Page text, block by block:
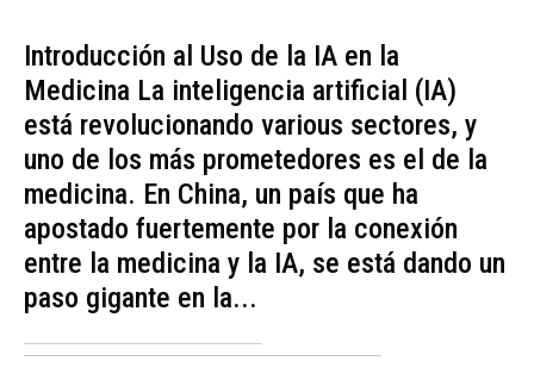
Introducción al Uso de la IA en la
Medicina La inteligencia artificial (IA)
está revolucionando various sectores, y
uno de los más prometedores es el de la
medicina. En China, un país que ha
apostado fuertemente por la conexión
entre la medicina y la IA, se está dando un
paso gigante en la...